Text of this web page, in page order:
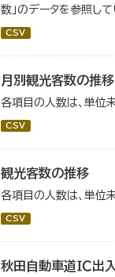
数」のデータを参照して
CSV
月別観光客数の推移
各項目の人数は、単位
CSV
観光客数の推移
各項目の人数は、単位
CSV
秋田自動車道ＩＣ出